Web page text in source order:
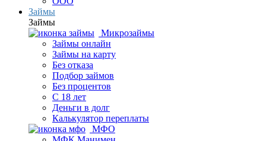
Займы
Займы
Микрозаймы
Займы онлайн
Займы на карту
Без отказа
Подбор займов
Без процентов
С 18 лет
Деньги в долг
Калькулятор переплаты
МФО